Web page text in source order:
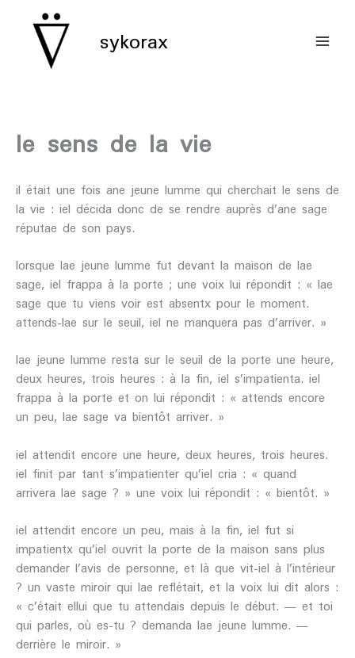
contenu sykorax
le sens de la vie
il était une fois ane jeune lumme qui cherchait le sens de
la vie : iel décida donc de se rendre auprès d’ane sage
réputae de son pays.
lorsque lae jeune lumme fut devant la maison de lae
sage, iel frappa à la porte ; une voix lui répondit : « lae
sage que tu viens voir est absentx pour le moment.
attends-lae sur le seuil, iel ne manquera pas d’arriver. »
lae jeune lumme resta sur le seuil de la porte une heure,
deux heures, trois heures : à la fin, iel s’impatienta. iel
frappa à la porte et on lui répondit : « attends encore
un peu, lae sage va bientôt arriver. »
iel attendit encore une heure, deux heures, trois heures.
iel finit par tant s’impatienter qu’iel cria : « quand
arrivera lae sage ? » une voix lui répondit : « bientôt. »
iel attendit encore un peu, mais à la fin, iel fut si
impatientx qu’iel ouvrit la porte de la maison sans plus
demander l’avis de personne, et là que vit-iel à l’intérieur
? un vaste miroir qui lae reflétait, et la voix lui dit alors :
« c’était ellui que tu attendais depuis le début. — et toi
qui parles, où es-tu ? demanda lae jeune lumme. —
derrière le miroir. »